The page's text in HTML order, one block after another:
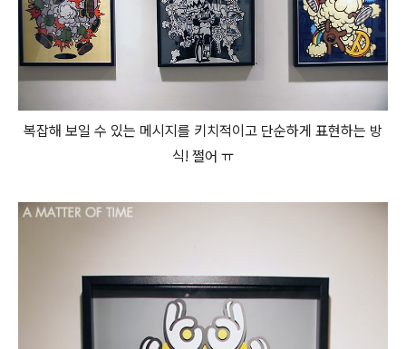
복잡해 보일 수 있는 메시지를 키치적이고 단순하게 표현하는 방
식! 쩔어 ㅠ